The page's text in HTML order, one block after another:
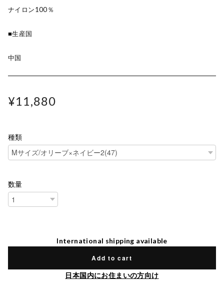
ナイロン100％
■生産国
中国
¥11,880
種類
数量
International shipping available
Add to cart
日本国内にお住まいの方向け